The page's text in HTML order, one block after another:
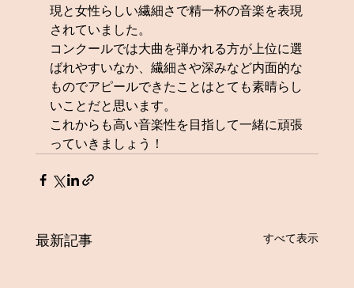
現と女性らしい繊細さで精一杯の音楽を表現
されていました。
コンクールでは大曲を弾かれる方が上位に選
ばれやすいなか、繊細さや深みなど内面的な
ものでアピールできたことはとても素晴らし
いことだと思います。
これからも高い音楽性を目指して一緒に頑張
っていきましょう！
最新記事 すべて表示